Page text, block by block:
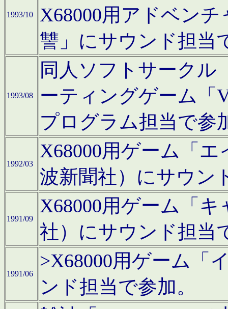
1993/10
X68000用アドベン
讐」にサウンド担当
1993/08
同人ソフトサークル
ーティングゲーム「
プログラム担当で参
1992/03
X68000用ゲーム「
波新聞社）にサウン
1991/09
X68000用ゲーム「
社）にサウンド担当
1991/06
>X68000用ゲーム「
ンド担当で参加。